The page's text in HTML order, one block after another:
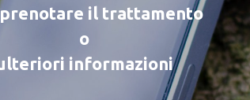
il trattamento
o
informazioni